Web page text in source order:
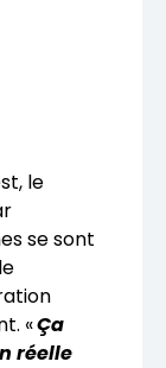
le
se sont
«Ça
réelle